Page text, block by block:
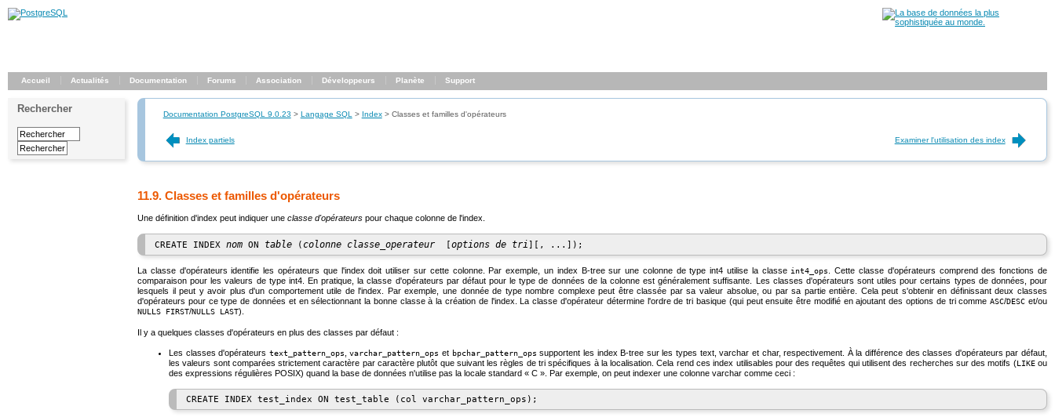
Accueil Actualités Documentation Forums Association Développeurs Planète Support
Rechercher Documentation PostgreSQL 9.0.23 > Langage SQL > Index> Classes et familles d'opérateurs
Index partiels Examiner l'utilisation des index
11.9. Classes et familles d'opérateurs
Une définition d'index peut indiquer une classe d'opérateurs pour chaque colonne de l'index.
CREATE INDEX nom ON table ( colonne classe_operateur options de tri , ...
La classe d'opérateurs identifie les opérateurs que l'index doit utiliser sur cette colonne. Par exemple, un index B-tree sur une colonne de typeint4 utilise la classe int4_ops
. Cette classe d'opérateurs comprend des fonctions de
comparaison pour les valeurs de type int4. En pratique, la classe d'opérateurs par défaut pour le type de données de la colonne est généralement suffisante. Les classes d'opérateurs sont utiles pour certains types de données, pour
lesquels il peut y avoir plus d'un comportement utile de l'index. Par exemple, une donnée de type nombre complexe peut être classée par sa valeur absolue, ou par sa partie entière. Cela peut s'obtenir en définissant deux classes
d'opérateurs pour ce type de données et en sélectionnant la bonne classe à la création de l'index. La classe d'opérateur détermine l'ordre de tri basique (qui peut ensuite être modifié en ajoutant des options de tri commeASC/DESC et/ou
NULLS FIRST/NULLS LAST).
Il y a quelques classes d'opérateurs en plus des classes par défaut :
Les classes d'opérateurs text_pattern_ops ,varchar_pattern_ops et bpchar_pattern_ops supportent les index B-tree sur les types text,varchar et char, respectivement. À la différence des classes d'opérateurs par défaut,
les valeurs sont comparées strictement caractère par caractère plutôt que suivant les règles de tri spécifiques à la localisation. Cela rend ces index utilisables pour des requêtes qui utilisent des recherches sur des motifs (LIKEou
des expressions régulières POSIX) quand la base de données n'utilise pas la locale standard « C » . Par exemple, on peut indexer une colonne varchar comme ceci :